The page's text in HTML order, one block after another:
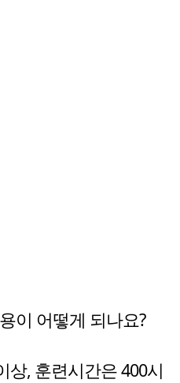
이 어떻게 되나요?
상, 훈련시간은 400시